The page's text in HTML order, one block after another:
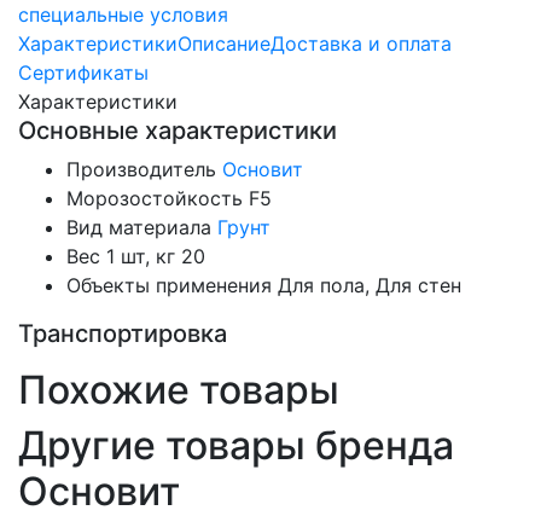
специальные условия
ХарактеристикиОписаниеДоставка и оплата
Сертификаты
Характеристики
Основные характеристики
Производитель Основит
Морозостойкость F5
Вид материала Грунт
Вес 1 шт, кг 20
Объекты применения Для пола, Для стен
Транспортировка
Похожие товары
Другие товары бренда
Основит